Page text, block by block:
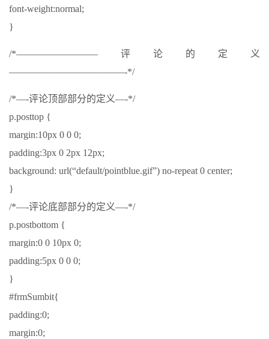
font-weight:normal;
}
/*————————–评论的定义
————————————-*/
/*—-评论顶部部分的定义—-*/
p.posttop {
margin:10px 0 0 0;
padding:3px 0 2px 12px;
background: url(“default/pointblue.gif”) no-repeat 0 center;
}
/*—-评论底部部分的定义—-*/
p.postbottom {
margin:0 0 10px 0;
padding:5px 0 0 0;
}
#frmSumbit{
padding:0;
margin:0;